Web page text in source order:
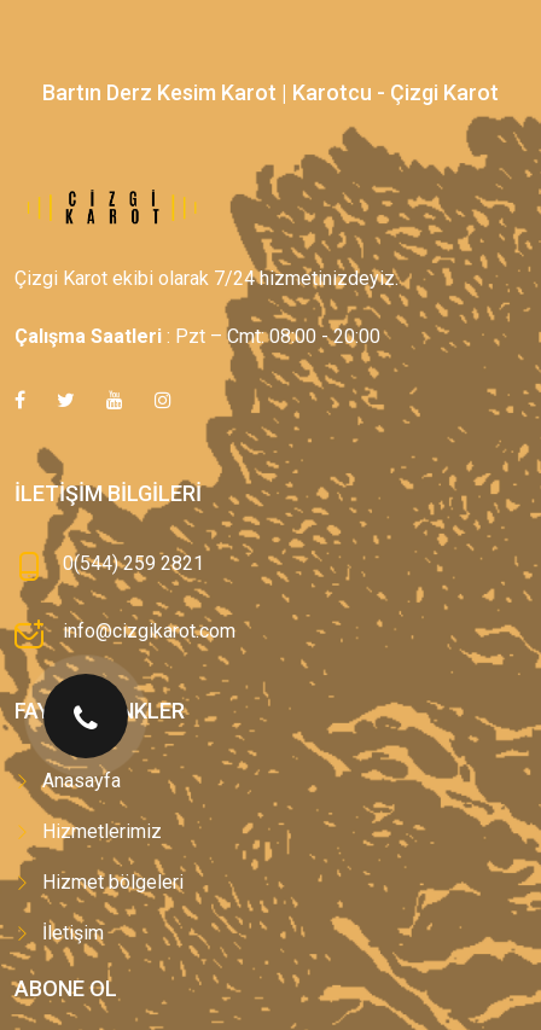
Bartın Derz Kesim Karot | Karotcu - Çizgi Karot
Çizgi Karot ekibi olarak 7/24 hizmetinizdeyiz.
Çalışma Saatleri : Pzt – Cmt: 08:00 - 20:00
İLETIŞIM BILGILERI
0(544) 259 2821
info@cizgikarot.com
FAYDALI LINKLER
Anasayfa
Hizmetlerimiz
Hizmet bölgeleri
İletişim
ABONE OL